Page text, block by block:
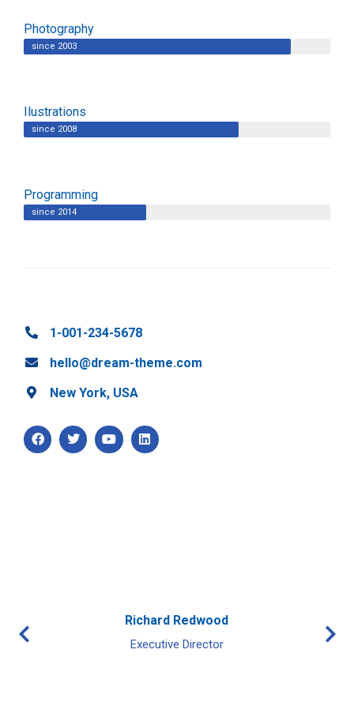
Photography
since 2003
Ilustrations
since 2008
Programming
since 2014
1-001-234-5678
hello@dream-theme.com
New York, USA
Richard Redwood
Executive Director